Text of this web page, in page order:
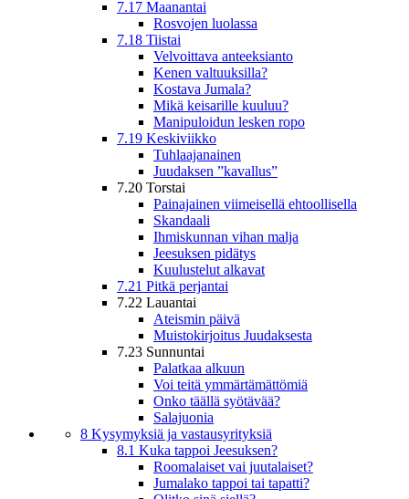
7.17 Maanantai
Rosvojen luolassa
7.18 Tiistai
Velvoittava anteeksianto
Kenen valtuuksilla?
Kostava Jumala?
Mikä keisarille kuuluu?
Manipuloidun lesken ropo
7.19 Keskiviikko
Tuhlaajanainen
Juudaksen ”kavallus”
7.20 Torstai
Painajainen viimeisellä ehtoollisella
Skandaali
Ihmiskunnan vihan malja
Jeesuksen pidätys
Kuulustelut alkavat
7.21 Pitkä perjantai
7.22 Lauantai
Ateismin päivä
Muistokirjoitus Juudaksesta
7.23 Sunnuntai
Palatkaa alkuun
Voi teitä ymmärtämättömiä
Onko täällä syötävää?
Salajuonia
8 Kysymyksiä ja vastausyrityksiä
8.1 Kuka tappoi Jeesuksen?
Roomalaiset vai juutalaiset?
Jumalako tappoi tai tapatti?